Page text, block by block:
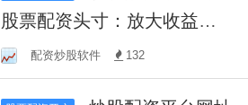
股票配资头寸：放大收益，
控制风险
配资炒股软件 132